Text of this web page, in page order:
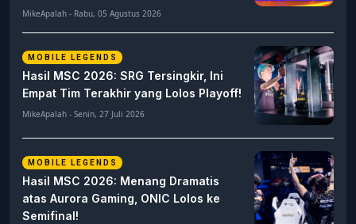
MikeApalah - Rabu, 05 Agustus 2026
MOBILE LEGENDS
Hasil MSC 2026: SRG Tersingkir, Ini
Empat Tim Terakhir yang Lolos Playoff!
MikeApalah - Senin, 27 Juli 2026
MOBILE LEGENDS
Hasil MSC 2026: Menang Dramatis
atas Aurora Gaming, ONIC Lolos ke
Semifinal!